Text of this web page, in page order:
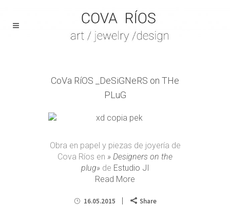
CoVa RíOS _DeSiGNeRS on THe
PLuG
Obra en papel y piezas de joyería de
Cova Ríos en » Designers on the
plug» de Estudio JI
Read More
16.05.2015 Share